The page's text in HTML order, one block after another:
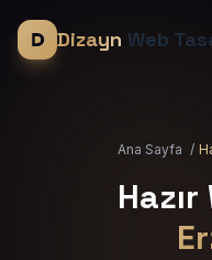
Dizayn Web
Ana Sayfa /